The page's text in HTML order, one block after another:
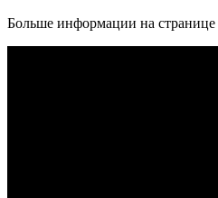
Больше информации на странице